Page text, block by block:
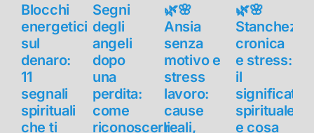
Blocchi
energetici
sul
denaro:
11
segnali
spirituali
che ti
Segni
degli
angeli
dopo
una
perdita:
come
riconoscerli
🌿🌸
Ansia
senza
motivo e
stress
lavoro:
cause
reali,
🌿🌸
Stanchezza
cronica
e stress:
il
significato
spirituale
e cosa